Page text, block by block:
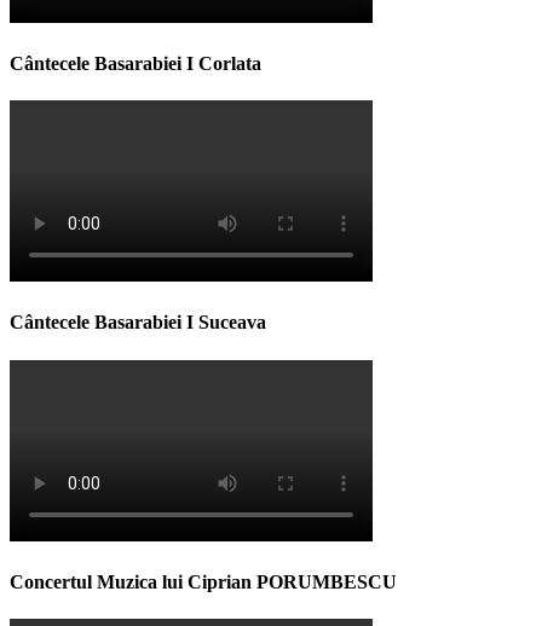
Cântecele Basarabiei I Corlata
Cântecele Basarabiei I Suceava
Concertul Muzica lui Ciprian PORUMBESCU